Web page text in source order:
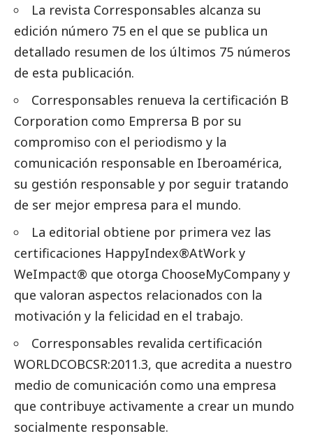
La revista Corresponsables alcanza su
edición número 75 en el que se publica un
detallado resumen de los últimos 75 números
de esta publicación.
Corresponsables renueva la certificación B
Corporation como Emprersa B por su
compromiso con el periodismo y la
comunicación responsable en Iberoamérica,
su gestión responsable y por seguir tratando
de ser mejor empresa para el mundo.
La editorial obtiene por primera vez las
certificaciones HappyIndex®AtWork y
WeImpact® que otorga ChooseMyCompany y
que valoran aspectos relacionados con la
motivación y la felicidad en el trabajo.
Corresponsables revalida certificación
WORLDCOBCSR:2011.3, que acredita a nuestro
medio de comunicación como una empresa
que contribuye activamente a crear un mundo
socialmente responsable.